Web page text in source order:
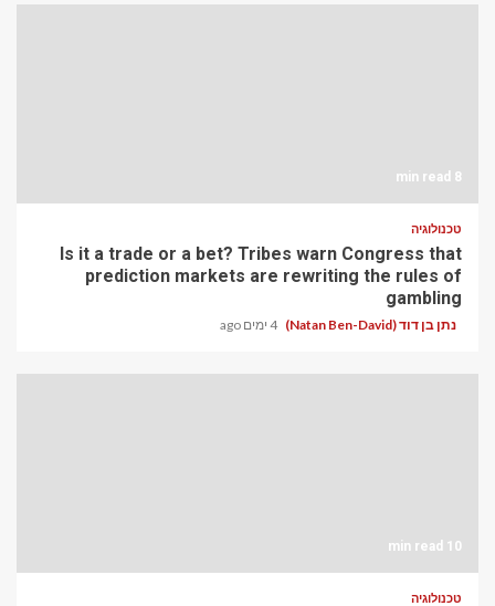
8 min read
טכנולוגיה
Is it a trade or a bet? Tribes warn Congress that
prediction markets are rewriting the rules of
gambling
נתן בן דוד (Natan Ben-David) 4 ימים ago
10 min read
טכנולוגיה